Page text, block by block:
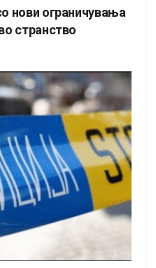
нови ограничувања
странство